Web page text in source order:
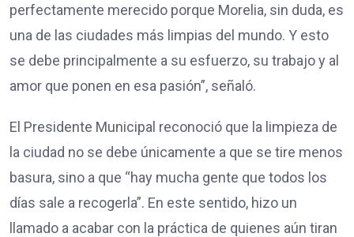
perfectamente merecido porque Morelia, sin duda, es
una de las ciudades más limpias del mundo. Y esto
se debe principalmente a su esfuerzo, su trabajo y al
amor que ponen en esa pasión”, señaló.
El Presidente Municipal reconoció que la limpieza de
la ciudad no se debe únicamente a que se tire menos
basura, sino a que “hay mucha gente que todos los
días sale a recogerla”. En este sentido, hizo un
llamado a acabar con la práctica de quienes aún tiran